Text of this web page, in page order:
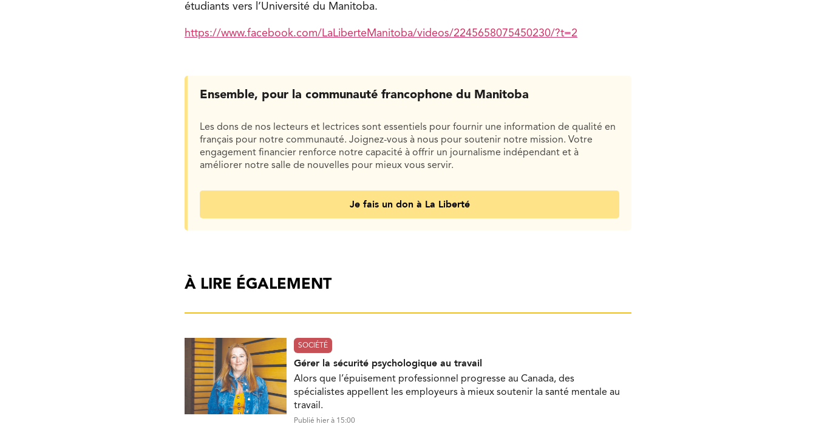
étudiants vers l’Université du Manitoba.
https://www.facebook.com/LaLiberteManitoba/videos/2245658075450230/?t=2
Ensemble, pour la communauté francophone du Manitoba
Les dons de nos lecteurs et lectrices sont essentiels pour fournir une information de qualité en
français pour notre communauté. Joignez-vous à nous pour soutenir notre mission. Votre
engagement financier renforce notre capacité à offrir un journalisme indépendant et à
améliorer notre salle de nouvelles pour mieux vous servir.
Je fais un don à La Liberté
À LIRE ÉGALEMENT
SOCIÉTÉ
Gérer la sécurité psychologique au travail
Alors que l’épuisement professionnel progresse au Canada, des
spécialistes appellent les employeurs à mieux soutenir la santé mentale au
travail.
Publié hier à 15:00